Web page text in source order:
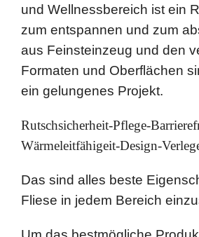
und Wellnessbereich ist ein
zum entspannen und zum
aus Feinsteinzeug und den
Formaten und Oberflächen
ein gelungenes Projekt.
Rutschsicherheit-Pflege-
Wärmeleitfähigeit-Design-
Das sind alles beste
Fliese in jedem Bereich